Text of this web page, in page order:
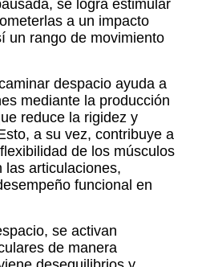
se logra estimular
a un impacto
un rango de movimiento
despacio ayuda a
mediante la producción
reduce la rigidez y
a su vez, contribuye a
de los músculos
las articulaciones,
funcional en
se activan
de manera